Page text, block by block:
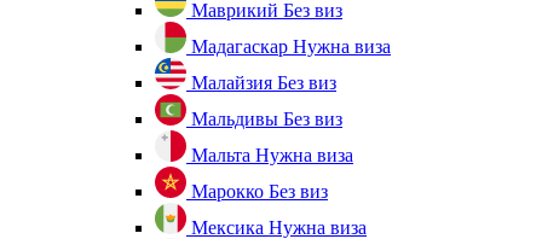
Маврикий Без виз
Мадагаскар Нужна виза
Малайзия Без виз
Мальдивы Без виз
Мальта Нужна виза
Марокко Без виз
Мексика Нужна виза